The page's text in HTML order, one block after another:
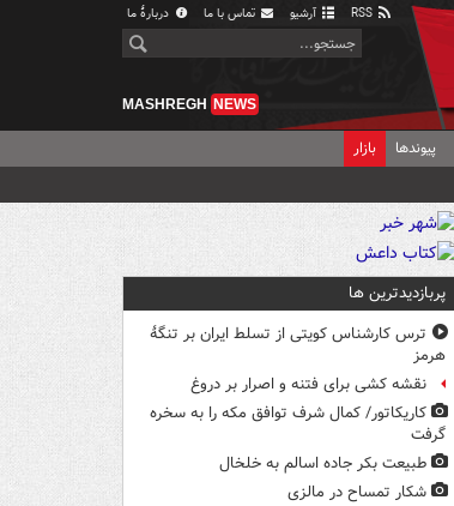
آرشیو تماس با ما دربارهٔ ما
MASHREGH NEWS
پیوندها بازار
پربازدیدترین ها
ترس کارشناس کویتی از تسلط ایران بر تنگۀ
هرمز
نقشه کشی برای فتنه و اصرار بر دروغ
کاریکاتور/ کمال شرف توافق مکه را به سخره
گرفت
طبیعت بکر جاده اسالم به خلخال
شکار تمساح در مالزی